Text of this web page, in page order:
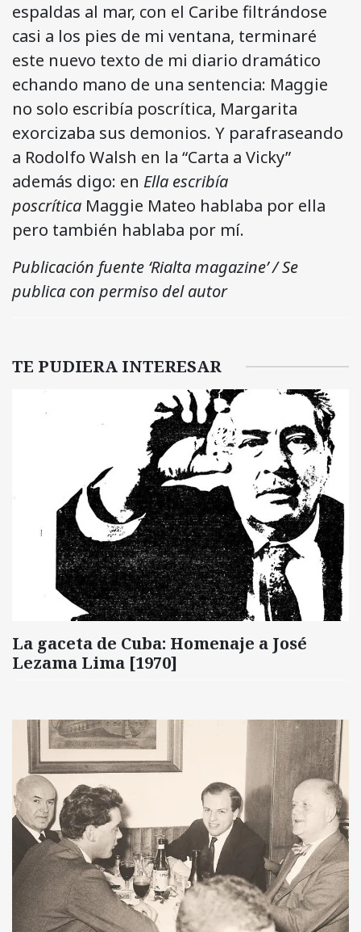
espaldas al mar, con el Caribe filtrándose
casi a los pies de mi ventana, terminaré
este nuevo texto de mi diario dramático
echando mano de una sentencia: Maggie
no solo escribía poscrítica, Margarita
exorcizaba sus demonios. Y parafraseando
a Rodolfo Walsh en la “Carta a Vicky”
además digo: en Ella escribía
poscrítica Maggie Mateo hablaba por ella
pero también hablaba por mí.
Publicación fuente ‘Rialta magazine’ / Se
publica con permiso del autor
TE PUDIERA INTERESAR
La gaceta de Cuba: Homenaje a José
Lezama Lima [1970]